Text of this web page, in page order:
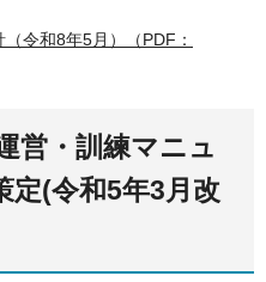
令和8年5月）（PDF：
営・訓練マニュ
定(令和5年3月改